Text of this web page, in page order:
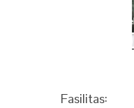
Fasilitas: